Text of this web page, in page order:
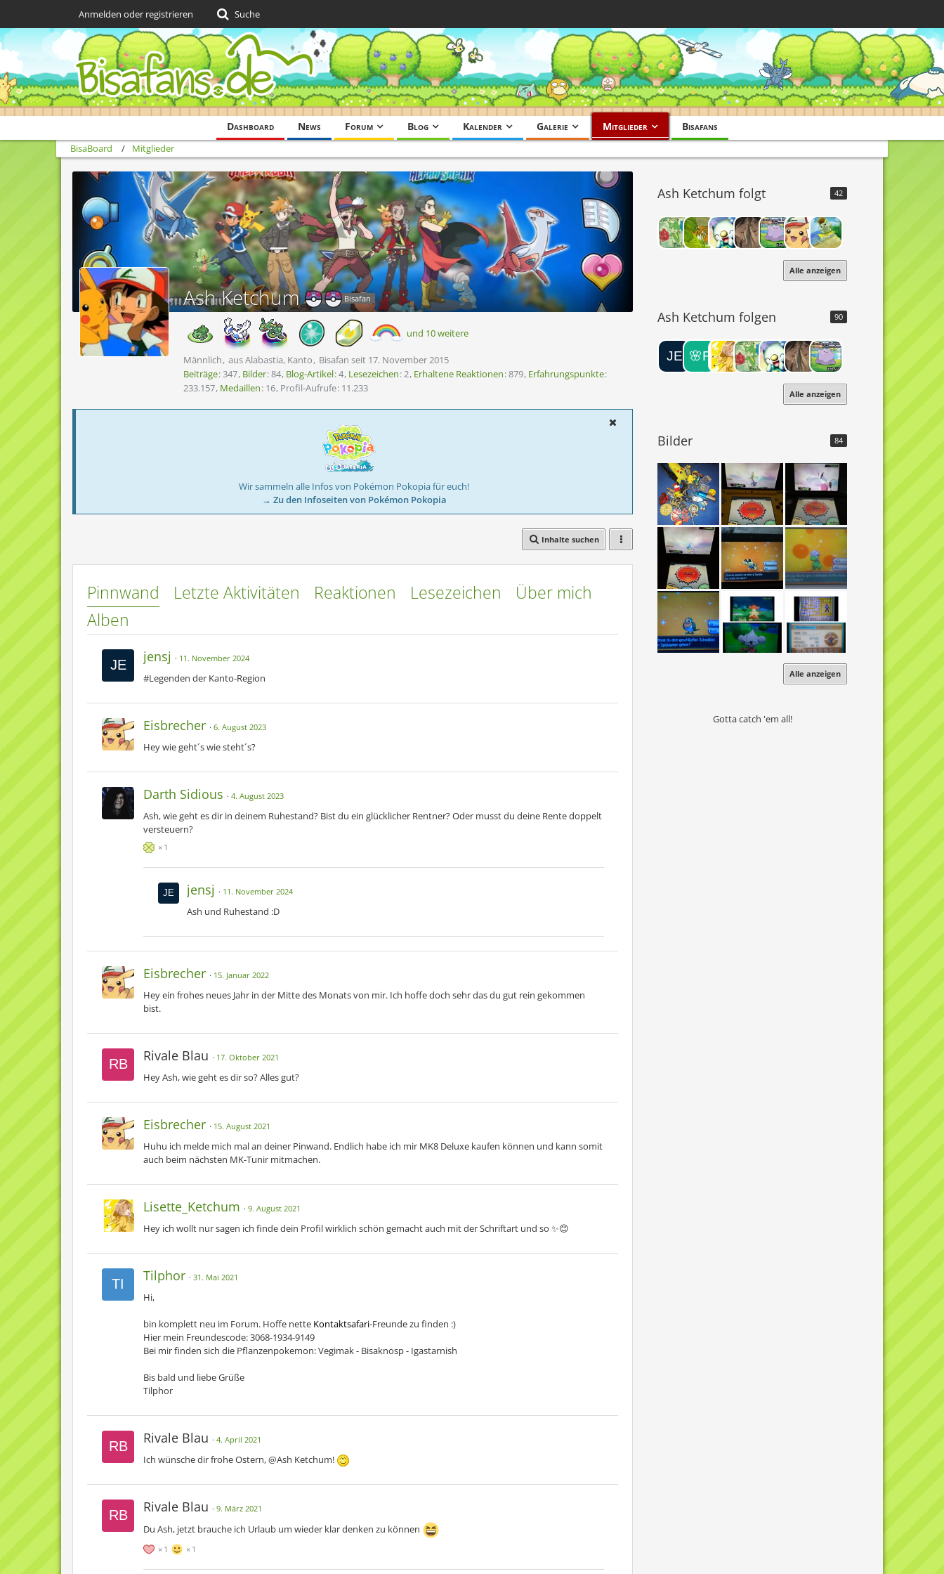
Dashboard News Forum Blog Kalender Galerie Mitglieder Bisafans
Anmelden oder registrieren Suche
BisaBoard Mitglieder
Ash Ketchum Bisafan
und 10 weitere
Männlich aus Alabastia, Kanto
Bisafan seit 17. November 2015
Beiträge 347 Bilder 84 Blog-Artikel 4 Lesezeichen 2 Erhaltene Reaktionen 879 Erfahrungspunkte
233.157 Medaillen 16 Profil-Aufrufe 11.233
Wir sammeln alle Infos von Pokémon Pokopia für euch!
→ Zu den Infoseiten von Pokémon Pokopia
Inhalte suchen
Pinnwand Letzte Aktivitäten Reaktionen Lesezeichen
Über mich
Alben
jensj 11. November 2024
#Legenden der Kanto-Region
Eisbrecher 6. August 2023
Hey wie geht´s wie steht´s?
Darth Sidious 4. August 2023
Ash, wie geht es dir in deinem Ruhestand? Bist du ein glücklicher Rentner? Oder musst du deine Rente doppelt
versteuern?
1
jensj 11. November 2024
Ash und Ruhestand :D
Eisbrecher 15. Januar 2022
Hey ein frohes neues Jahr in der Mitte des Monats von mir. Ich hoffe doch sehr das du gut rein gekommen
bist.
Rivale Blau 17. Oktober 2021
Hey Ash, wie geht es dir so? Alles gut?
Eisbrecher 15. August 2021
Huhu ich melde mich mal an deiner Pinwand. Endlich habe ich mir MK8 Deluxe kaufen können und kann somit
auch beim nächsten MK-Tunir mitmachen.
Lisette_Ketchum 9. August 2021
Hey ich wollt nur sagen ich finde dein Profil wirklich schön gemacht auch mit der Schriftart und so ✨😊
Tilphor 31. Mai 2021
Hi,
bin komplett neu im Forum. Hoffe nette Kontaktsafari-Freunde zu finden :)
Hier mein Freundescode: 3068-1934-9149
Bei mir finden sich die Pflanzenpokemon: Vegimak - Bisaknosp - Igastarnish
Bis bald und liebe Grüße
Tilphor
Rivale Blau 4. April 2021
Ich wünsche dir frohe Ostern, @Ash Ketchum!
Rivale Blau 9. März 2021
Du Ash, jetzt brauche ich Urlaub um wieder klar denken zu können
1 1
Ash Ketchum folgt 42
Alle anzeigen
Ash Ketchum folgen 90
Alle anzeigen
Bilder 84
Alle anzeigen
Gotta catch 'em all!